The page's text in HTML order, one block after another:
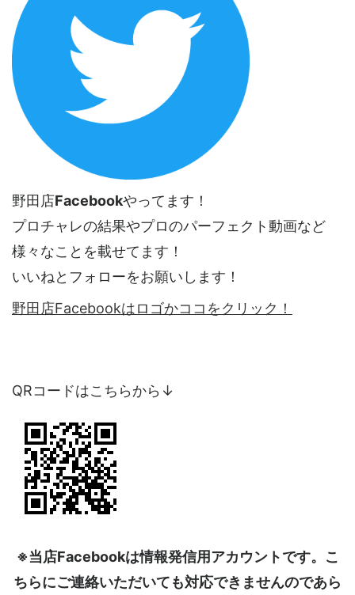
野田店Facebookやってます！
プロチャレの結果やプロのパーフェクト動画など
様々なことを載せてます！
いいねとフォローをお願いします！
野田店Facebookはロゴかココをクリック！
QRコードはこちらから↓
※当店Facebookは情報発信用アカウントです。こ
ちらにご連絡いただいても対応できませんのであら